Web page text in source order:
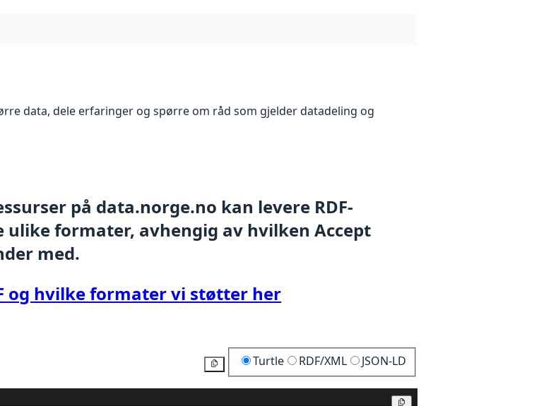
data, dele erfaringer og spørre om råd som gjelder datadeling og
på data.norge.no kan levere RDF-
ulike formater, avhengig av hvilken Accept
med.
og hvilke formater vi støtter her
Kopier Turtle RDF/XML JSON-LD